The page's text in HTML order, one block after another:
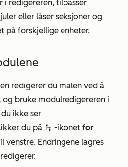
i redigereren, tilpasser
eller låser seksjoner og
på forskjellige enheter.
redigerer du malen ved å
bruke modulredigereren i
ikke ser
du på siteTree -ikonet for
venstre. Endringene lagres